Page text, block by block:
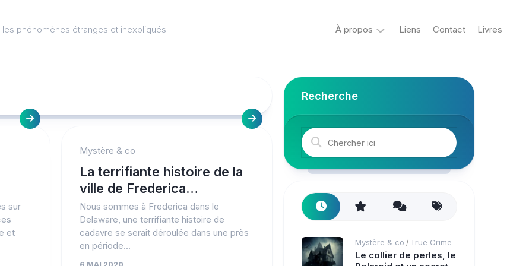
les phénomènes étranges et inexpliqués… À propos
&
Créatures
ovni
Mystère
conspiracy
True
Liens Contact Livres
sur
et
Mystère & co
La terrifiante histoire de la
ville de Frederica…
Nous sommes à Frederica dans le
Delaware, une terrifiante histoire de
cadavre se serait déroulée dans une près
en période...
Recherche
Mystère & co / True Crime
Le collier de perles, le